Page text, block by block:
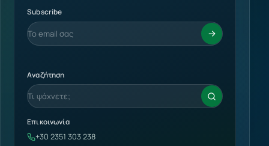
Subscribe
Αναζήτηση
Επικοινωνία
+30 2351 303 238